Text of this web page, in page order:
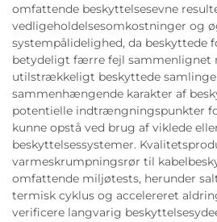
omfattende beskyttelsesevne
vedligeholdelsesomkostninger og
systempålidelighed, da beskyttede
betydeligt færre fejl sammenlignet
utilstrækkeligt beskyttede
sammenhængende karakter af
potentielle indtrængningspunkter
kunne opstå ved brug af viklede
beskyttelsessystemer.
varmeskrumpningsrør til
omfattende miljøtests, herunder
termisk cyklus og accelereret
verificere langvarig